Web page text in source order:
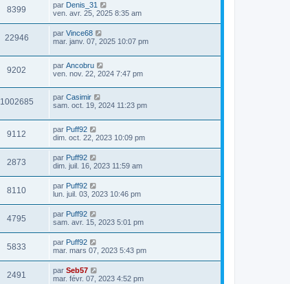
8399 par Denis_31
ven. avr. 25, 2025 8:35 am
22946 par Vince68
mar. janv. 07, 2025 10:07 pm
9202 par Ancobru
ven. nov. 22, 2024 7:47 pm
1002685 par Casimir
sam. oct. 19, 2024 11:23 pm
9112 par Puff92
dim. oct. 22, 2023 10:09 pm
2873 par Puff92
dim. juil. 16, 2023 11:59 am
8110 par Puff92
lun. juil. 03, 2023 10:46 pm
4795 par Puff92
sam. avr. 15, 2023 5:01 pm
5833 par Puff92
mar. mars 07, 2023 5:43 pm
2491 par Seb57
mar. févr. 07, 2023 4:52 pm